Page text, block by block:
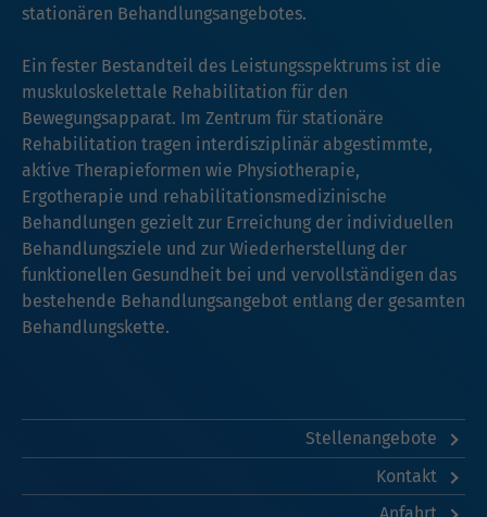
stationären Behandlungsangebotes.
Ein fester Bestandteil des Leistungsspektrums ist die
muskuloskelettale Rehabilitation für den
Bewegungsapparat. Im Zentrum für stationäre
Rehabilitation tragen interdisziplinär abgestimmte,
aktive Therapieformen wie Physiotherapie,
Ergotherapie und rehabilitationsmedizinische
Behandlungen gezielt zur Erreichung der individuellen
Behandlungsziele und zur Wiederherstellung der
funktionellen Gesundheit bei und vervollständigen das
bestehende Behandlungsangebot entlang der gesamten
Behandlungskette.
Stellenangebote
Kontakt